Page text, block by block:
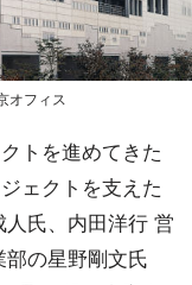
オフィス
トを進めてきた
ェクトを支えた
氏、内田洋行 営
の星野剛文氏